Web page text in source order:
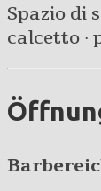
Spazio di
calcetto ·